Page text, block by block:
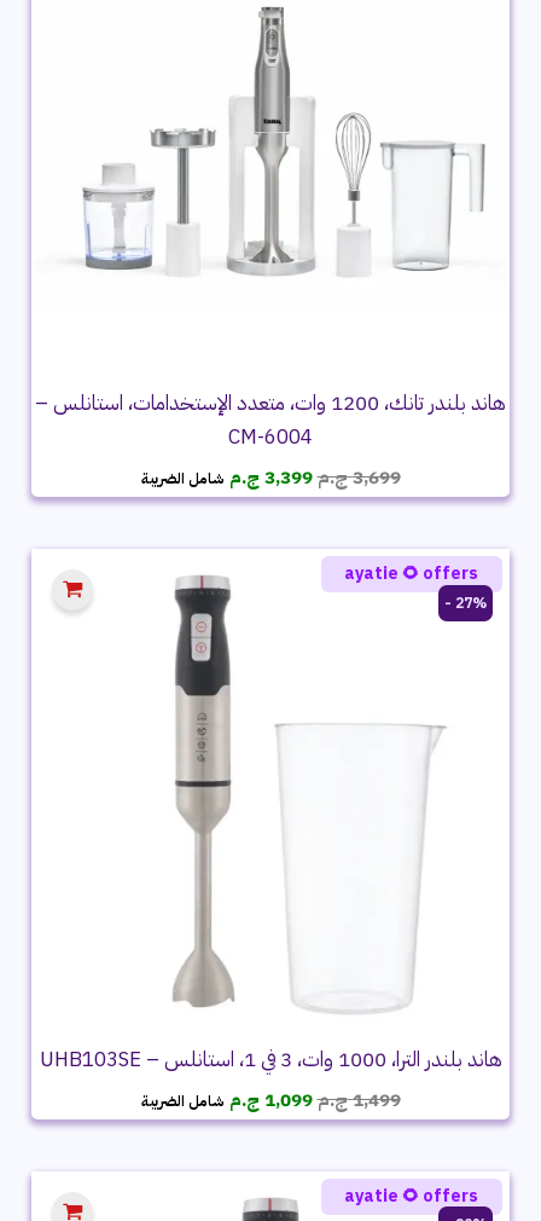
هاند بلندر تانك، 1200 وات، متعدد الإستخدامات، استانلس –
CM-6004
3,699ج.مالسعر
الأصلي
3,699 ج.م.
3,399 ج.م السعر
الحالي
3,399 ج.م.
شامل الضريبة
27% -
هاند بلندر الترا، 1000 وات، 3 في 1، استانلس – UHB103SE
1,499ج.مالسعر
الأصلي
1,499 ج.م.
1,099 ج.م السعر
الحالي
1,099 ج.م.
شامل الضريبة
ayatie 🌻 offers
ayatie 🌻 offers